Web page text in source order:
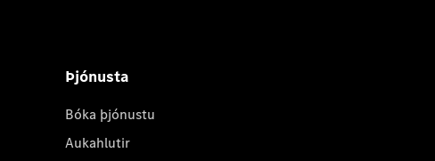
Þjónusta
Bóka þjónustu
Aukahlutir